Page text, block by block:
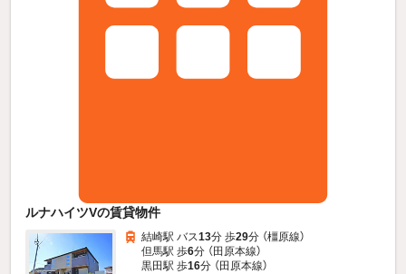
ルナハイツVの賃貸物件
結崎駅 バス13分 歩29分 （橿原線）
但馬駅 歩6分 （田原本線）
黒田駅 歩16分 （田原本線）